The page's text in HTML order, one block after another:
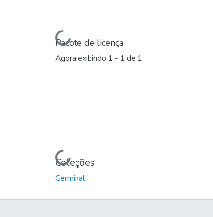
Carregando...
Pacote de licença
Agora exibindo 1 - 1 de 1
Carregando...
Coleções
Germinal